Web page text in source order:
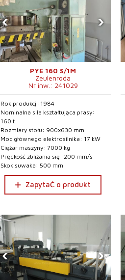
‹ ›
PYE 160 S/1M
Zeulenroda
Nr inw.: 241029
Rok produkcji:1984
Nominalna siła kształtująca prasy:
160 t
Rozmiary stołu: 900x630 mm
Moc głównego elektrosilnika: 17 kW
Ciężar maszyny: 7000 kg
Prędkość zbliżania się: 200 mm/s
Skok suwaka: 500 mm
ZapytaĆ o produkt
‹ ›